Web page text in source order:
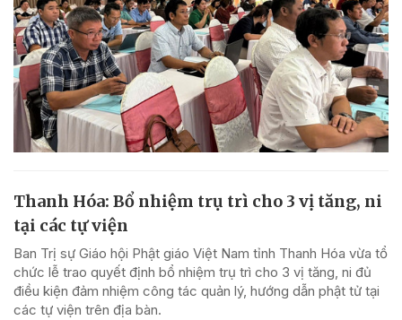
Thanh Hóa: Bổ nhiệm trụ trì cho 3 vị tăng, ni
tại các tự viện
Ban Trị sự Giáo hội Phật giáo Việt Nam tỉnh Thanh Hóa vừa tổ
chức lễ trao quyết định bổ nhiệm trụ trì cho 3 vị tăng, ni đủ
điều kiện đảm nhiệm công tác quản lý, hướng dẫn phật tử tại
các tự viện trên địa bàn.